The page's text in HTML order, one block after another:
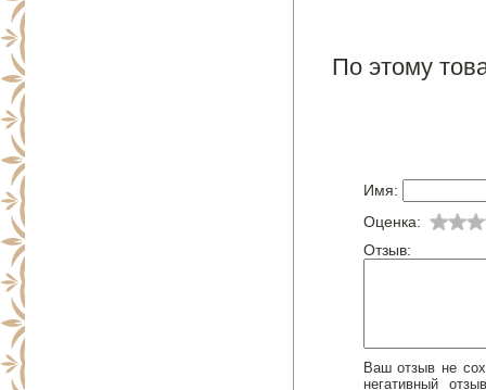
По этому
Имя:
Оценка:
Отзыв:
Ваш отзыв не
негативный